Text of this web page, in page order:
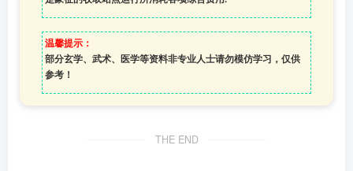
温馨提示：
部分玄学、武术、医学等资料非专业人士请勿模仿学习，仅供
参考！
THE END